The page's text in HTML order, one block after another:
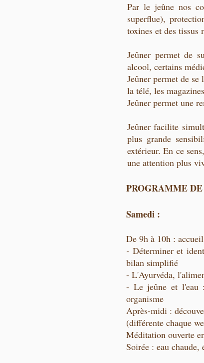
Par le jeûne nos
superflue),
toxines et des tissus
Jeûner permet de
alcool, certains
Jeûner permet de
la télé, les
Jeûner permet une
Jeûner facilite
plus grande
extérieur. En ce
une attention plus
PROGRAMME
Samedi :
De 9h à 10h :
- Déterminer et
bilan simplifié
- L'Ayurvéda,
- Le jeûne et l'eau
organisme
Après-midi :
(différente chaque
Méditation ouverte
Soirée : eau chaude,